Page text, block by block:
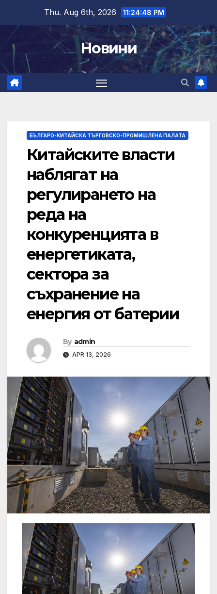
content
Thu. Aug 6th, 2026 11:24:49 PM
Новини
БЪЛГАРО-КИТАЙСКА ТЪРГОВСКО-ПРОМИШЛЕНА ПАЛАТА
Китайските власти
наблягат на
регулирането на
реда на
конкуренцията в
енергетиката,
сектора за
съхранение на
енергия от батерии
By admin
APR 13, 2026